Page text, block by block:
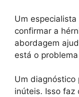
Um
confirmar a
abordagem
está o
Um diagnóstico
inúteis. Isso faz